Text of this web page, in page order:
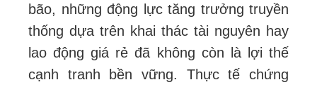
bão, những động lực tăng trưởng truyền
thống dựa trên khai thác tài nguyên hay
lao động giá rẻ đã không còn là lợi thế
cạnh tranh bền vững. Thực tế chứng